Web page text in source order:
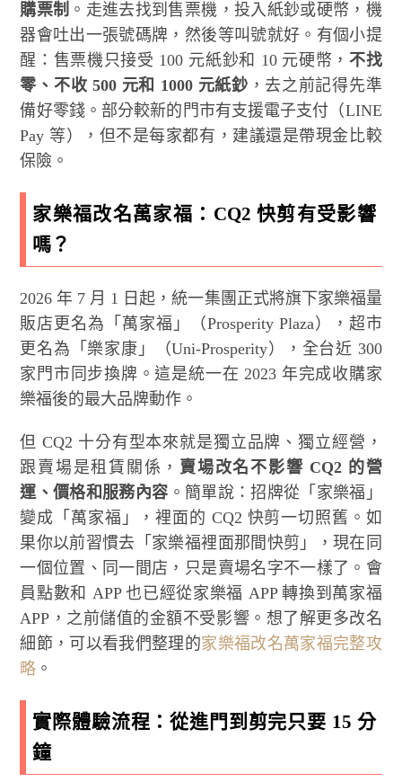
購票制 。走進去找到售票機，投入紙鈔或硬幣，機
器會吐出一張號碼牌，然後等叫號就好。有個小提
醒：售票機只接受 100 元紙鈔和 10 元硬幣， 不找
零、不收 500 元和 1000 元紙鈔 ，去之前記得先準
備好零錢。部分較新的門市有支援電子支付（LINE
Pay 等），但不是每家都有，建議還是帶現金比較
保險。
家樂福改名萬家福：CQ2 快剪有受影響
嗎？
2026 年 7 月 1 日起，統一集團正式將旗下家樂福量
販店更名為「萬家福」（Prosperity Plaza），超市
更名為「樂家康」（Uni-Prosperity），全台近 300
家門市同步換牌。這是統一在 2023 年完成收購家
樂福後的最大品牌動作。
但 CQ2 十分有型本來就是獨立品牌、獨立經營，
跟賣場是租賃關係， 賣場改名不影響 CQ2 的營
運、價格和服務內容 。簡單說：招牌從「家樂福」
變成「萬家福」，裡面的 CQ2 快剪一切照舊。如
果你以前習慣去「家樂福裡面那間快剪」，現在同
一個位置、同一間店，只是賣場名字不一樣了。會
員點數和 APP 也已經從家樂福 APP 轉換到萬家福
APP，之前儲值的金額不受影響。想了解更多改名
細節，可以看我們整理的家樂福改名萬家福完整攻
略 。
實際體驗流程：從進門到剪完只要 15 分
鐘